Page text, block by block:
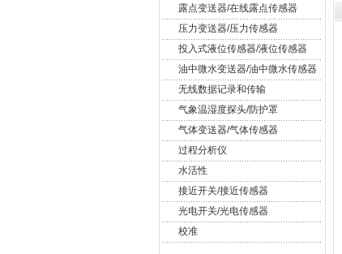
露点变送器/在线露点传感器
压力变送器/压力传感器
投入式液位传感器/液位传感器
油中微水变送器/油中微水传感器
无线数据记录和传输
气象温湿度探头/防护罩
气体变送器/气体传感器
过程分析仪
水活性
接近开关/接近传感器
光电开关/光电传感器
校准